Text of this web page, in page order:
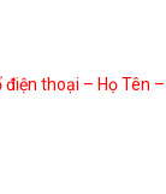
điện thoại – Họ Tên –